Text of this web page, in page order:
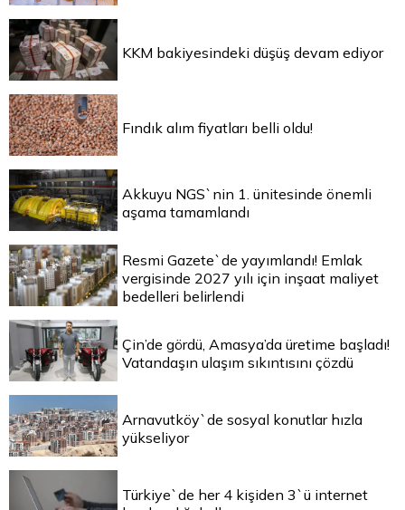
KKM bakiyesindeki düşüş devam ediyor
Fındık alım fiyatları belli oldu!
Akkuyu NGS`nin 1. ünitesinde önemli
aşama tamamlandı
Resmi Gazete`de yayımlandı! Emlak
vergisinde 2027 yılı için inşaat maliyet
bedelleri belirlendi
Çin’de gördü, Amasya’da üretime başladı!
Vatandaşın ulaşım sıkıntısını çözdü
Arnavutköy`de sosyal konutlar hızla
yükseliyor
Türkiye`de her 4 kişiden 3`ü internet